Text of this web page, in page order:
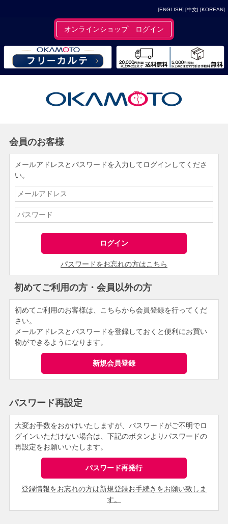
[ENGLISH] [中文] [KOREAN]
オンラインショップ ログイン
会員のお客様
メールアドレスとパスワードを入力してログインしてくださ
い。
パスワードをお忘れの方はこちら
初めてご利用の方・会員以外の方
初めてご利用のお客様は、こちらから会員登録を行ってくだ
さい。
メールアドレスとパスワードを登録しておくと便利にお買い
物ができるようになります。
パスワード再設定
大変お手数をおかけいたしますが、パスワードがご不明でロ
グインいただけない場合は、下記のボタンよりパスワードの
再設定をお願いいたします。
登録情報をお忘れの方は新規登録お手続きをお願い致しま
す。